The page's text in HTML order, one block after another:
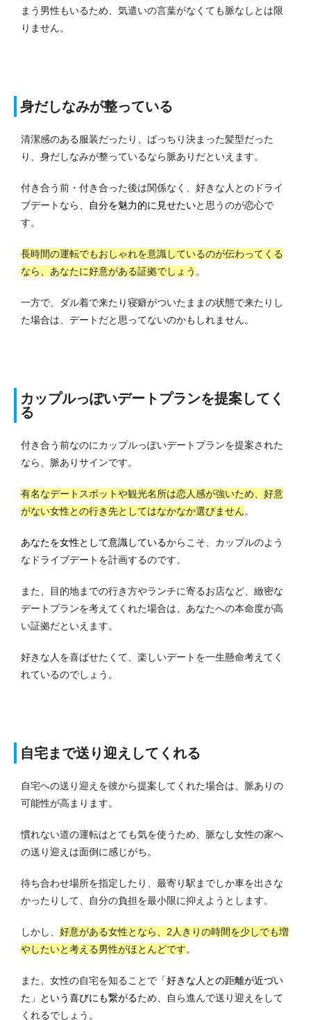
まう男性もいるため、気遣いの言葉がなくても脈なしとは限
りません。
身だしなみが整っている
清潔感のある服装だったり、ばっちり決まった髪型だった
り、身だしなみが整っているなら脈ありだといえます。
付き合う前・付き合った後は関係なく、好きな人とのドライ
ブデートなら、
自分を魅力的に見せたいと思うのが恋心で
す。
長時間の運転でもおしゃれを意識しているのが伝わってくる
なら、あなたに好意がある証拠でしょう 。
一方で、ダル着で来たり寝癖がついたままの状態で来たりし
た場合は、デートだと思ってないのかもしれません。
カップルっぽいデートプランを提案してく
る
付き合う前なのにカップルっぽいデートプランを提案された
なら、脈ありサインです。
有名なデートスポットや観光名所は恋人感が強いため、好意
がない女性との行き先としてはなかなか選びません。
あなたを女性として意識しているからこそ、カップルのよう
なドライブデートを計画するのです。
また、目的地までの行き方やランチに寄るお店など、緻密な
デートプランを考えてくれた場合は、あなたへの本命度が高
い証拠だといえます。
好きな人を喜ばせたくて、楽しいデートを一生懸命考えてく
れているのでしょう。
自宅まで送り迎えしてくれる
自宅への送り迎えを彼から提案してくれた場合は、脈ありの
可能性が高まります。
慣れない道の運転はとても気を使うため、脈なし女性の家へ
の送り迎えは面倒に感じがち。
待ち合わせ場所を指定したり、最寄り駅までしか車を出さな
かったりして、自分の負担を最小限に抑えようとします。
しかし、 好意がある女性となら、2人きりの時間を少しでも増
やしたいと考える男性がほとんどです。
また、女性の自宅を知ることで 「好きな人との距離が近づい
た」という喜びにも繋がるため、自ら進んで送り迎えをして
くれるでしょう。